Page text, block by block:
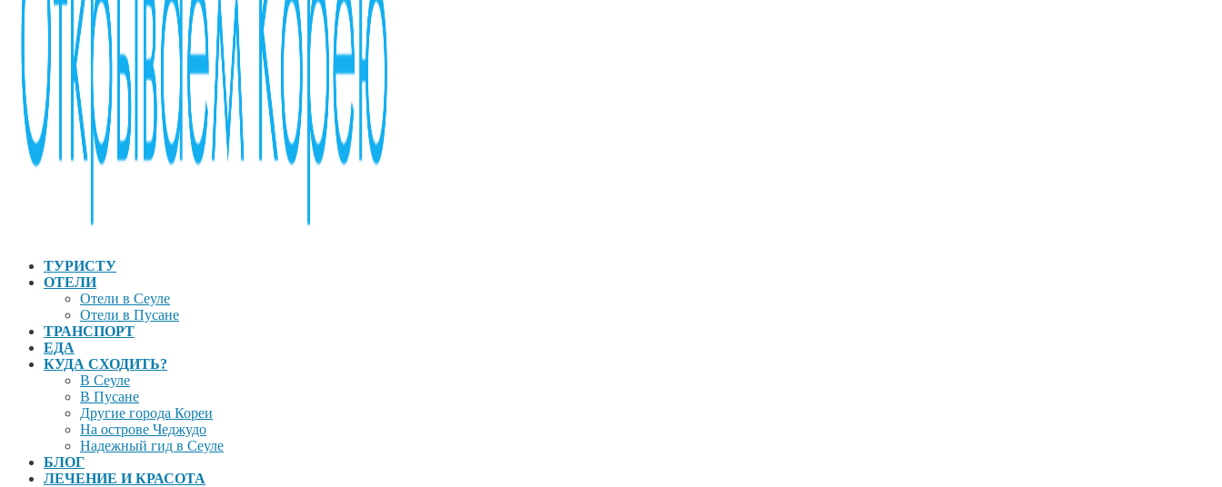
ТУРИСТУ
ОТЕЛИ
Отели в Сеуле
Отели в Пусане
ТРАНСПОРТ
ЕДА
КУДА СХОДИТЬ?
В Сеуле
В Пусане
Другие города Кореи
На острове Чеджудо
Надежный гид в Сеуле
БЛОГ
ЛЕЧЕНИЕ И КРАСОТА